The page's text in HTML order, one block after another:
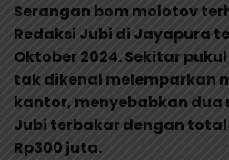
Serangan bom molotov
Redaksi Jubi di Jayapura
Oktober 2024. Sekitar pukul
tak dikenal melemparkan
kantor, menyebabkan dua
Jubi terbakar dengan
Rp300 juta.